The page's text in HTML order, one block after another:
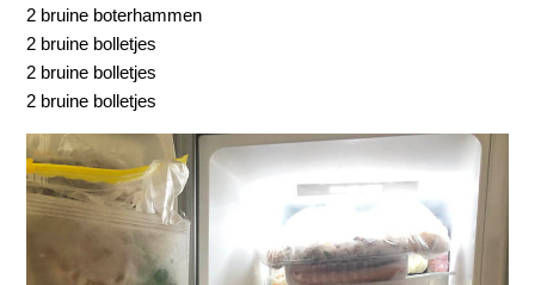
2 bruine boterhammen
2 bruine bolletjes
2 bruine bolletjes
2 bruine bolletjes